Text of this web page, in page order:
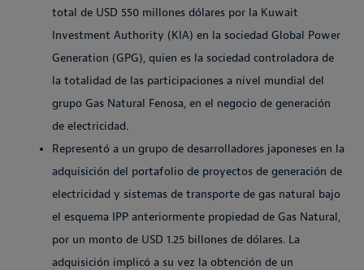
total de USD 550 millones dólares por la Kuwait
Investment Authority (KIA) en la sociedad Global Power
Generation (GPG), quien es la sociedad controladora de
la totalidad de las participaciones a nivel mundial del
grupo Gas Natural Fenosa, en el negocio de generación
de electricidad.
Representó a un grupo de desarrolladores japoneses en la
adquisición del portafolio de proyectos de generación de
electricidad y sistemas de transporte de gas natural bajo
el esquema IPP anteriormente propiedad de Gas Natural,
por un monto de USD 1.25 billones de dólares. La
adquisición implicó a su vez la obtención de un